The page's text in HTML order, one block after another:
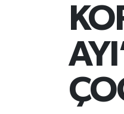
GÖKTÜRK
Tüm Manşetler
Son Dakika